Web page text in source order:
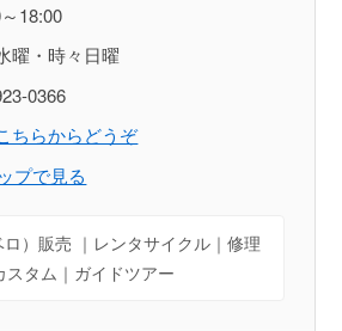
18:00
曜・時々日曜
0366
ちらからどうぞ
プで見る
）販売 ｜レンタサイクル｜修理
スタム｜ガイドツアー